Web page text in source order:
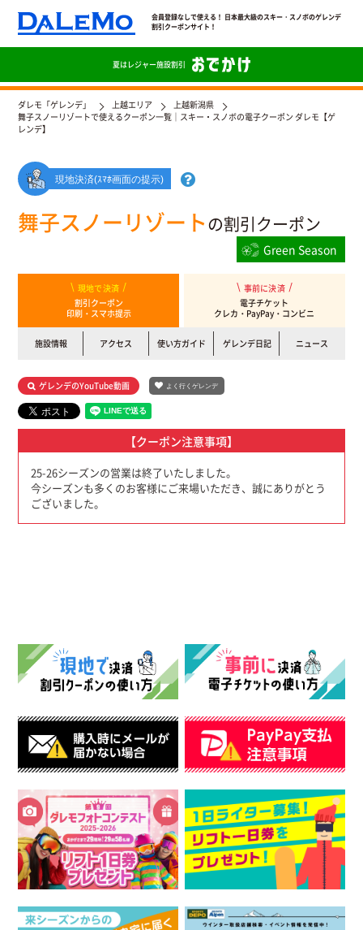
会員登録なしで使える！ 日本最大級のスキー・スノボのゲレンデ
割引クーポンサイト！
夏はレジャー施設割引
ダレモ「ゲレンデ」 上越エリア
上越新潟県
舞子スノーリゾートで使えるクーポン一覧｜スキー・スノボの電子クーポン ダレモ【ゲ
レンデ】
現地決済(ｽﾏﾎ画面の提示)
舞子スノーリゾートの割引クーポン
Green Season
現地で決済
割引クーポン
印刷・スマホ提示
事前に決済
電子チケット
クレカ・PayPay・コンビニ
施設情報 アクセス 使い方ガイド ゲレンデ日記 ニュース
ゲレンデのYouTube動画 よく行くゲレンデ
【クーポン注意事項】
25-26シーズンの営業は終了いたしました。
今シーズンも多くのお客様にご来場いただき、誠にありがとう
ございました。